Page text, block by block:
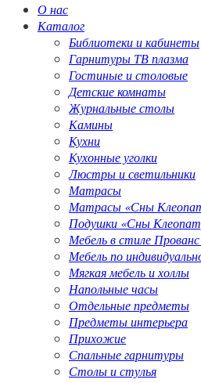
О нас
Каталог
Библиотеки и кабинеты
Гарнитуры ТВ плазма
Гостиные и столовые
Детские комнаты
Журнальные столы
Камины
Кухни
Кухонные уголки
Люстры и светильники
Матрасы
Матрасы «Сны
Подушки «Сны
Мебель в стиле
Мебель по
Мягкая мебель и холлы
Напольные часы
Отдельные предметы
Предметы интерьера
Прихожие
Спальные гарнитуры
Столы и стулья